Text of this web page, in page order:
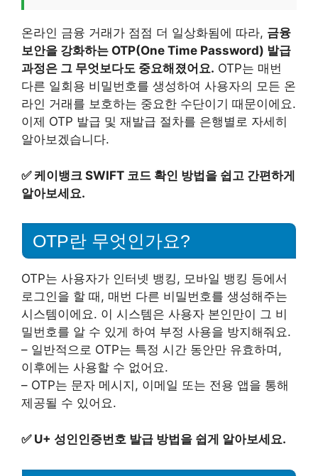
온라인 금융 거래가 점점 더 일상화됨에 따라, 금융
보안을 강화하는 OTP(One Time Password) 발급
과정은 그 무엇보다도 중요해졌어요. OTP는 매번
다른 일회용 비밀번호를 생성하여 사용자의 모든 온
라인 거래를 보호하는 중요한 수단이기 때문이에요.
이제 OTP 발급 및 재발급 절차를 은행별로 자세히
알아보겠습니다.
✅케이뱅크 SWIFT 코드 확인 방법을 쉽고 간편하게
알아보세요.
OTP란 무엇인가요?
OTP는 사용자가 인터넷 뱅킹, 모바일 뱅킹 등에서
로그인을 할 때, 매번 다른 비밀번호를 생성해주는
시스템이에요. 이 시스템은 사용자 본인만이 그 비
밀번호를 알 수 있게 하여 부정 사용을 방지해줘요.
– 일반적으로 OTP는 특정 시간 동안만 유효하며,
이후에는 사용할 수 없어요.
– OTP는 문자 메시지, 이메일 또는 전용 앱을 통해
제공될 수 있어요.
✅ U+ 성인인증번호 발급 방법을 쉽게 알아보세요.